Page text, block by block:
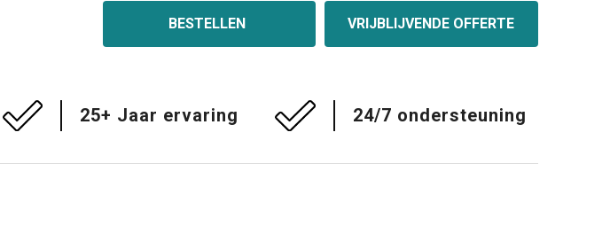
BESTELLEN VRIJBLIJVENDE OFFERTE
25+ Jaar ervaring 24/7 ondersteuning